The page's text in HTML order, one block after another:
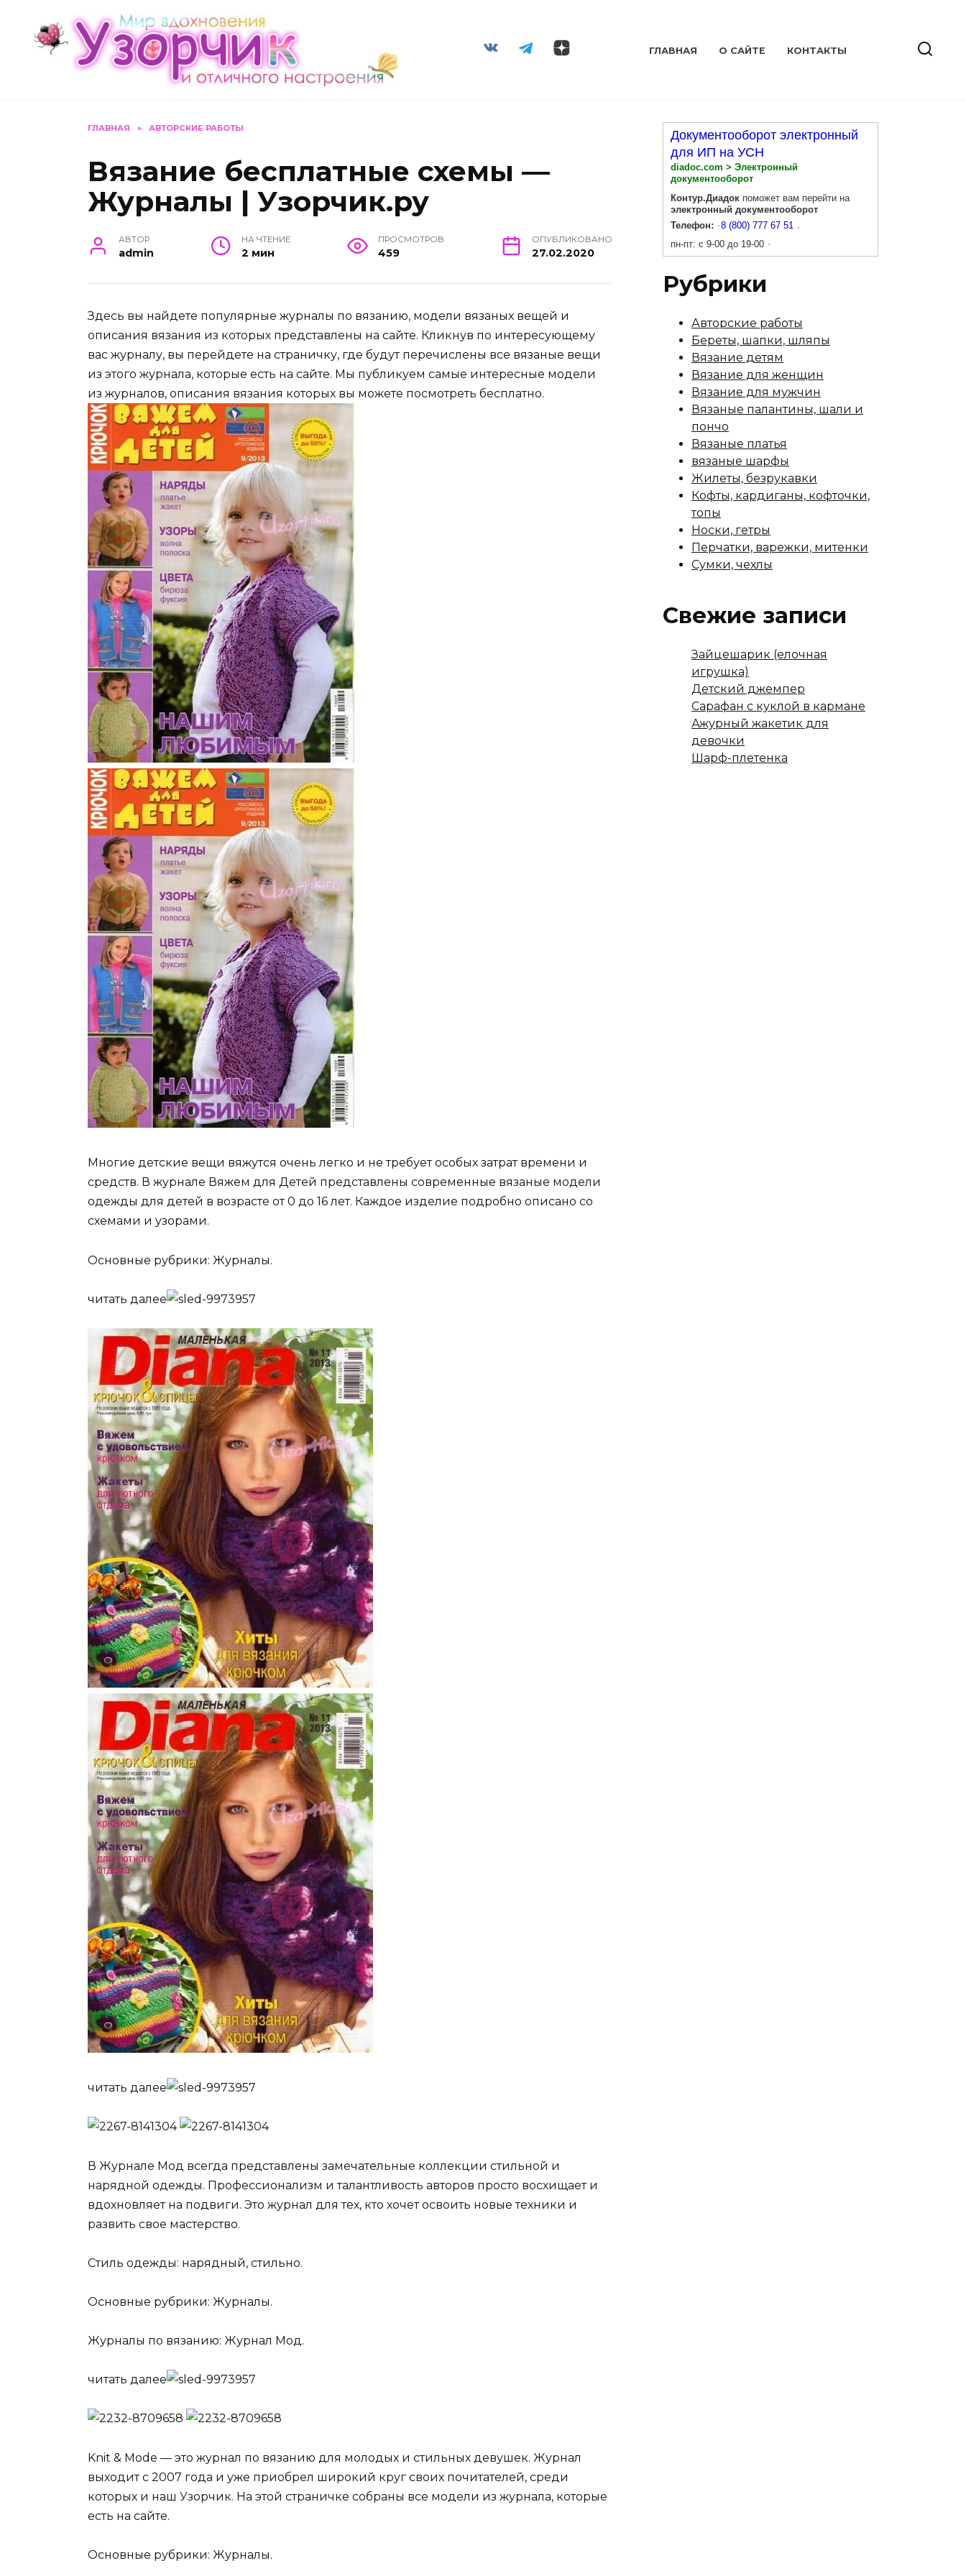
содержанию
ГЛАВНАЯ О САЙТЕ КОНТАКТЫ
ГЛАВНАЯ » АВТОРСКИЕ РАБОТЫ
Вязание бесплатные схемы —
Журналы | Узорчик.ру
АВТОР
admin
НА ЧТЕНИЕ
2 мин
ПРОСМОТРОВ
459
ОПУБЛИКОВАНО
27.02.2020
Здесь вы найдете популярные журналы по вязанию, модели вязаных вещей и
описания вязания из которых представлены на сайте. Кликнув по интересующему
вас журналу, вы перейдете на страничку, где будут перечислены все вязаные вещи
из этого журнала, которые есть на сайте. Мы публикуем самые интересные модели
из журналов, описания вязания которых вы можете посмотреть бесплатно.
Многие детские вещи вяжутся очень легко и не требует особых затрат времени и
средств. В журнале Вяжем для Детей представлены современные вязаные модели
одежды для детей в возрасте от 0 до 16 лет. Каждое изделие подробно описано со
схемами и узорами.
Основные рубрики: Журналы.
читать далее
читать далее
В Журнале Мод всегда представлены замечательные коллекции стильной и
нарядной одежды. Профессионализм и талантливость авторов просто восхищает и
вдохновляет на подвиги. Это журнал для тех, кто хочет освоить новые техники и
развить свое мастерство.
Стиль одежды: нарядный, стильно.
Основные рубрики: Журналы.
Журналы по вязанию: Журнал Мод.
читать далее
Knit & Мode — это журнал по вязанию для молодых и стильных девушек. Журнал
выходит с 2007 года и уже приобрел широкий круг своих почитателей, среди
которых и наш Узорчик. На этой страничке собраны все модели из журнала, которые
есть на сайте.
Основные рубрики: Журналы.
Документооборот электронный
для ИП на УСН
diadoc.com > Электронный
документооборот
Контур.Диадок поможет вам перейти на
электронный документооборот
Телефон:
8 (800) 777 67 51
пн-пт: с 9-00 до 19-00
Рубрики
Авторские работы
Береты, шапки, шляпы
Вязание детям
Вязание для женщин
Вязание для мужчин
Вязаные палантины, шали и
пончо
Вязаные платья
вязаные шарфы
Жилеты, безрукавки
Кофты, кардиганы, кофточки,
топы
Носки, гетры
Перчатки, варежки, митенки
Сумки, чехлы
Свежие записи
Зайцешарик (елочная
игрушка)
Детский джемпер
Сарафан с куклой в кармане
Ажурный жакетик для
девочки
Шарф-плетенка